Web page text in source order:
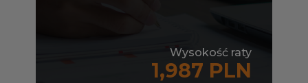
Wysokość raty
1,987 PLN